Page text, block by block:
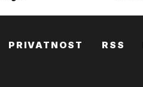
PRIVATNOST RSS